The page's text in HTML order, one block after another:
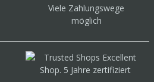
Viele Zahlungswege
möglich